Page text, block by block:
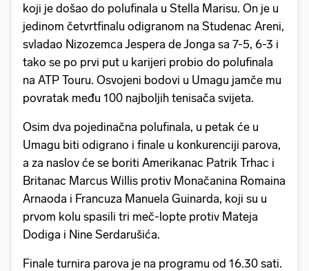
koji je došao do polufinala u Stella Marisu. On je u
jedinom četvrtfinalu odigranom na Studenac Areni,
svladao Nizozemca Jespera de Jonga sa 7-5, 6-3 i
tako se po prvi put u karijeri probio do polufinala
na ATP Touru. Osvojeni bodovi u Umagu jamče mu
povratak među 100 najboljih tenisača svijeta.
Osim dva pojedinačna polufinala, u petak će u
Umagu biti odigrano i finale u konkurenciji parova,
a za naslov će se boriti Amerikanac Patrik Trhac i
Britanac Marcus Willis protiv Monačanina Romaina
Arnaoda i Francuza Manuela Guinarda, koji su u
prvom kolu spasili tri meč-lopte protiv Mateja
Dodiga i Nine Serdarušića.
Finale turnira parova je na programu od 16.30 sati.